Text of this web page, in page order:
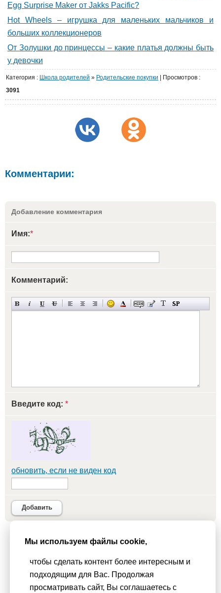
Egg Surprise Maker от Jakks Pacific?
Hot Wheels – игрушка для маленьких мальчиков и
больших коллекционеров
От Золушки до принцессы – какие платья должны быть
у девочки
Категория : Школа родителей » Родительские покупки Просмотров :
3091
Комментарии:
Добавление комментария
Имя:*
Комментарий:
Введите код: *
обновить, если не виден код
Добавить
Мы используемcookie-файлыдля функционирования сайта. Если
Вас это не устраивает, пожалуйста, покиньте сайт.
конфиденциальности
При использовании материалов активная гиперссылка на
Мы используем файлы cookie,
чтобы сделать контент более интересным и
подходящим для Вас. Продолжая
просматривать сайт, Вы соглашаетесь с